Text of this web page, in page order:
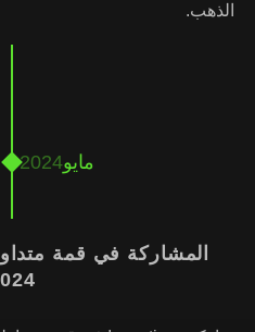
الذهب.
المشاركة في قمة
مايو2024